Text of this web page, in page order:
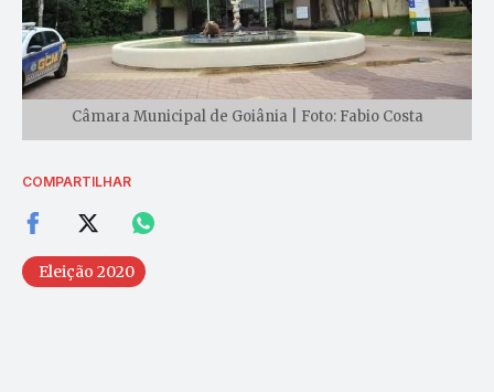
Câmara Municipal de Goiânia | Foto: Fabio Costa
COMPARTILHAR
Eleição 2020